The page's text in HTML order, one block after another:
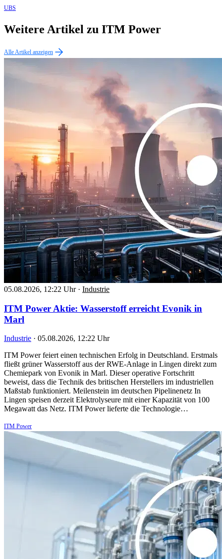
UBS
Weitere Artikel zu ITM Power
Alle Artikel anzeigen
05.08.2026, 12:22 Uhr · Industrie
ITM Power Aktie: Wasserstoff erreicht Evonik in
Marl
Industrie · 05.08.2026, 12:22 Uhr
ITM Power feiert einen technischen Erfolg in Deutschland. Erstmals
fließt grüner Wasserstoff aus der RWE-Anlage in Lingen direkt zum
Chemiepark von Evonik in Marl. Dieser operative Fortschritt
beweist, dass die Technik des britischen Herstellers im industriellen
Maßstab funktioniert. Meilenstein im deutschen Pipelinenetz In
Lingen speisen derzeit Elektrolyseure mit einer Kapazität von 100
Megawatt das Netz. ITM Power lieferte die Technologie…
ITM Power